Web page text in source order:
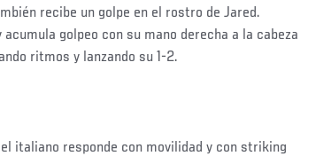
recibe un golpe en el rostro de Jared.
golpeo con su mano derecha a la cabeza
ritmos y lanzando su 1-2.
italiano responde con movilidad y con striking